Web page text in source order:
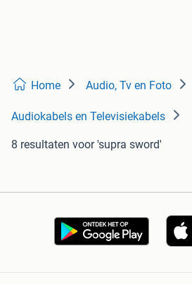
Home Audio, Tv en Foto
Audiokabels en Televisiekabels
8 resultaten voor 'supra sword'